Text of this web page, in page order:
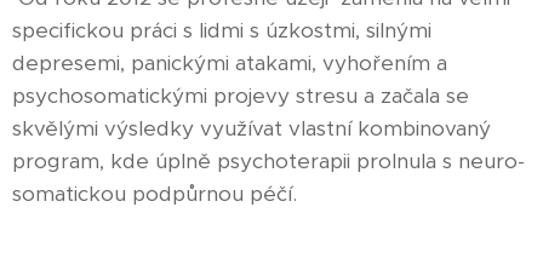
specifickou práci s lidmi s úzkostmi, silnými
depresemi, panickými atakami, vyhořením a
psychosomatickými projevy stresu a začala se
skvělými výsledky využívat vlastní kombinovaný
program, kde úplně psychoterapii prolnula s neuro-
somatickou podpůrnou péčí.